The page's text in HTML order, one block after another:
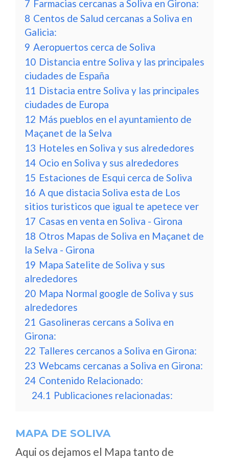
7 Farmacias cercanas a Soliva en Girona:
8 Centos de Salud cercanas a Soliva en
Galicia:
9 Aeropuertos cerca de Soliva
10 Distancia entre Soliva y las principales
ciudades de España
11 Distacia entre Soliva y las principales
ciudades de Europa
12 Más pueblos en el ayuntamiento de
Maçanet de la Selva
13 Hoteles en Soliva y sus alrededores
14 Ocio en Soliva y sus alrededores
15 Estaciones de Esqui cerca de Soliva
16 A que distacia Soliva esta de Los
sitios turisticos que igual te apetece ver
17 Casas en venta en Soliva - Girona
18 Otros Mapas de Soliva en Maçanet de
la Selva - Girona
19 Mapa Satelite de Soliva y sus
alrededores
20 Mapa Normal google de Soliva y sus
alrededores
21 Gasolineras cercans a Soliva en
Girona:
22 Talleres cercanos a Soliva en Girona:
23 Webcams cercanas a Soliva en Girona:
24 Contenido Relacionado:
24.1 Publicaciones relacionadas:
MAPA DE SOLIVA
Aqui os dejamos el Mapa tanto de